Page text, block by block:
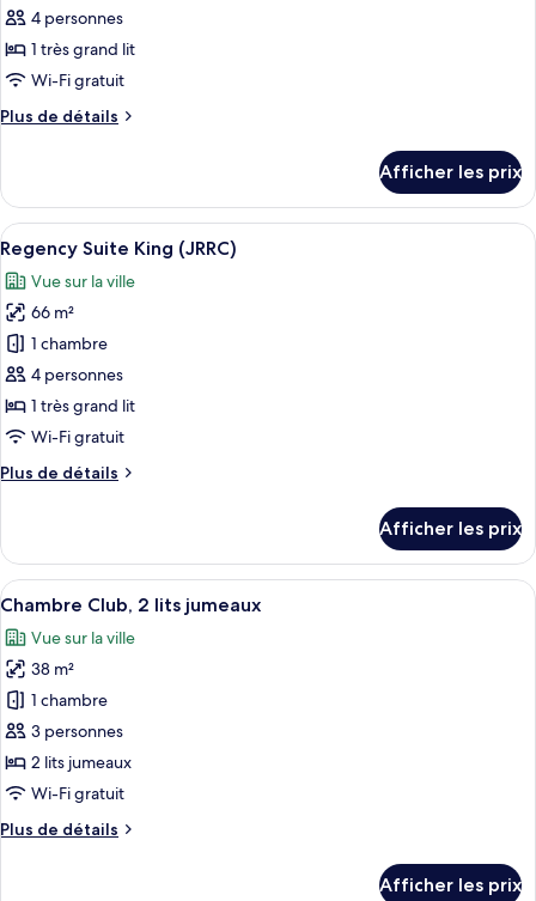
ce
type
de
chambre :
Suite
4 personnes
1 très grand lit
Wi-Fi gratuit
Plus de détails
Plus
Suite
exécutive
(Regency)
Afficher les prix
Afficher
toutes
les
photos
pour
ce
type
de
chambre :
Regency
(JRRC)
Une chambre d’hôtel moderne,
8
Regency Suite King (JRRC)
Vue sur la ville
66 m²
1 chambre
4 personnes
1 très grand lit
Wi-Fi gratuit
Plus de détails
Plus
Regency
Suite
King
Afficher les prix
Afficher
toutes
les
photos
pour
ce
type
de
chambre :
Chambre
Une chambre d’hôtel avec deux lits,
6
Chambre Club, 2 lits jumeaux
Vue sur la ville
38 m²
1 chambre
3 personnes
2 lits jumeaux
Wi-Fi gratuit
Plus de détails
Plus
Afficher les prix